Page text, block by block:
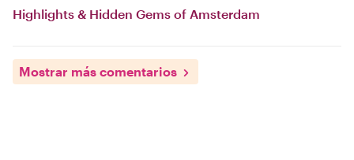
Highlights & Hidden Gems of Amsterdam
Mostrar más comentarios